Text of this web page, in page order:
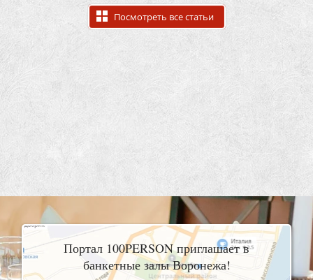
Посмотреть все статьи
Портал 100PERSON приглашает в
банкетные залы Воронежа!